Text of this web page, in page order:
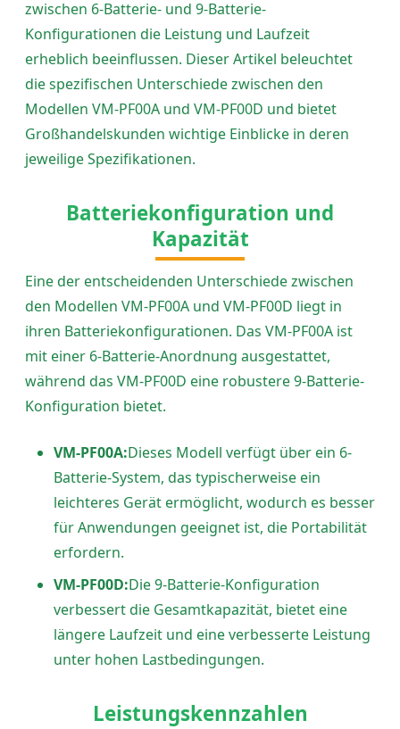
zwischen 6-Batterie- und 9-Batterie-
Konfigurationen die Leistung und Laufzeit
erheblich beeinflussen. Dieser Artikel beleuchtet
die spezifischen Unterschiede zwischen den
Modellen VM-PF00A und VM-PF00D und bietet
Großhandelskunden wichtige Einblicke in deren
jeweilige Spezifikationen.
Batteriekonfiguration und
Kapazität
Eine der entscheidenden Unterschiede zwischen
den Modellen VM-PF00A und VM-PF00D liegt in
ihren Batteriekonfigurationen. Das VM-PF00A ist
mit einer 6-Batterie-Anordnung ausgestattet,
während das VM-PF00D eine robustere 9-Batterie-
Konfiguration bietet.
VM-PF00A:Dieses Modell verfügt über ein 6-
Batterie-System, das typischerweise ein
leichteres Gerät ermöglicht, wodurch es besser
für Anwendungen geeignet ist, die Portabilität
erfordern.
VM-PF00D:Die 9-Batterie-Konfiguration
verbessert die Gesamtkapazität, bietet eine
längere Laufzeit und eine verbesserte Leistung
unter hohen Lastbedingungen.
Leistungskennzahlen